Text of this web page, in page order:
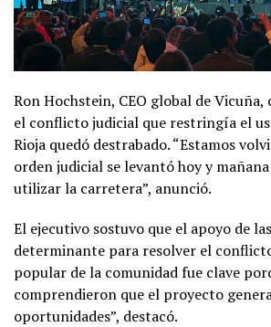
Ron Hochstein, CEO global de
el conflicto judicial que restringía el
Rioja quedó destrabado. “Estamos
orden judicial se levantó hoy y
utilizar la carretera”, anunció.
El ejecutivo sostuvo que el apoyo de
determinante para resolver el
popular de la comunidad fue clave
comprendieron que el proyecto
oportunidades”, destacó.